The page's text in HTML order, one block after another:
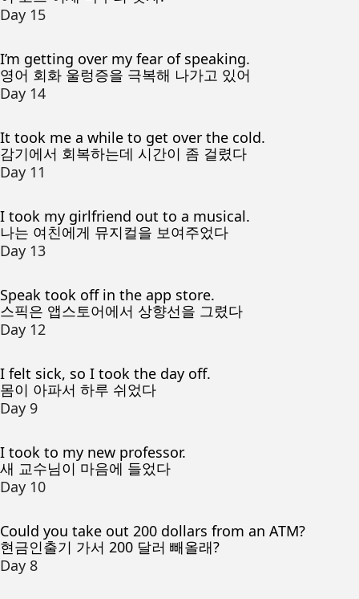
Day 15
I’m getting over my fear of speaking.
영어 회화 울렁증을 극복해 나가고 있어
Day 14
It took me a while to get over the cold.
감기에서 회복하는데 시간이 좀 걸렸다
Day 11
I took my girlfriend out to a musical.
나는 여친에게 뮤지컬을 보여주었다
Day 13
Speak took off in the app store.
스픽은 앱스토어에서 상향선을 그렸다
Day 12
I felt sick, so I took the day off.
몸이 아파서 하루 쉬었다
Day 9
I took to my new professor.
새 교수님이 마음에 들었다
Day 10
Could you take out 200 dollars from an ATM?
현금인출기 가서 200 달러 빼올래?
Day 8